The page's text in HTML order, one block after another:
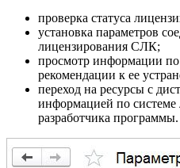
проверка статуса
установка параметров
лицензирования СЛК;
просмотр информации
рекомендации к ее
переход на ресурсы с
информацией по системе
разработчика программы.